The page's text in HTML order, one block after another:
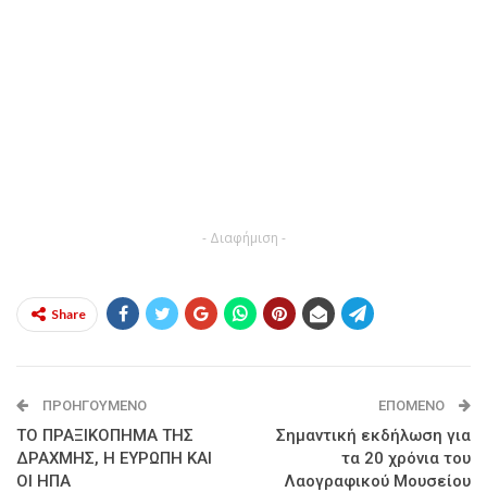
- Διαφήμιση -
Share
ΠΡΟΗΓΟΎΜΕΝΟ
ΤΟ ΠΡΑΞΙΚΟΠΗΜΑ ΤΗΣ
ΔΡΑΧΜΗΣ, Η ΕΥΡΩΠΗ ΚΑΙ
ΟΙ ΗΠΑ
ΕΠΌΜΕΝΟ
Σημαντική εκδήλωση για
τα 20 χρόνια του
Λαογραφικού Μουσείου